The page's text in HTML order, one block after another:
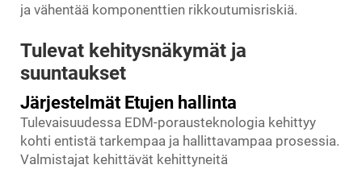
ja vähentää komponenttien rikkoutumisriskiä.
Tulevat kehitysnäkymät ja
suuntaukset
Järjestelmät Etujen hallinta
Tulevaisuudessa EDM-porausteknologia kehittyy
kohti entistä tarkempaa ja hallittavampaa prosessia.
Valmistajat kehittävät kehittyneitä